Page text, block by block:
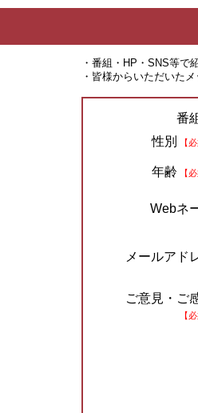
・番組・HP・SNS等で
・皆様からいただいた
番
性別
【
年齢 【
Webネ
メールアド
ご意見・ご
【